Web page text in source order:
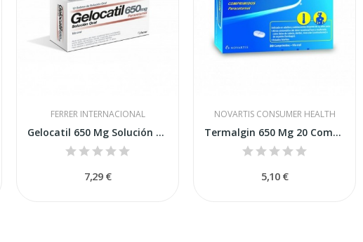
FERRER INTERNACIONAL
Gelocatil 650 Mg Solución Oral 12 Sobres
7,29 €
NOVARTIS CONSUMER HEALTH
Termalgin 650 Mg 20 Comprimidos
5,10 €